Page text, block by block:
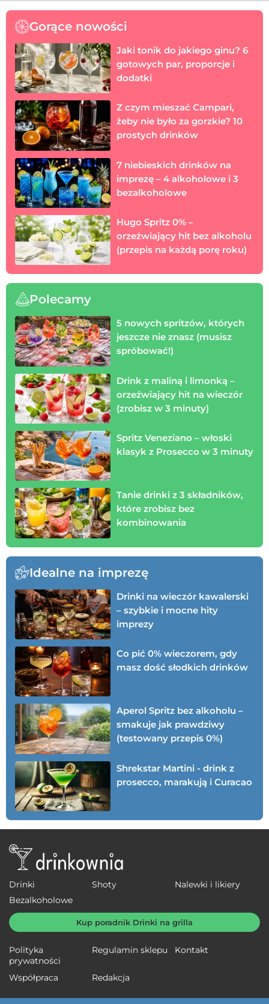
Gorące nowości
Jaki tonik do jakiego ginu? 6
gotowych par, proporcje i
dodatki
Z czym mieszać Campari,
żeby nie było za gorzkie? 10
prostych drinków
7 niebieskich drinków na
imprezę – 4 alkoholowe i 3
bezalkoholowe
Hugo Spritz 0% –
orzeźwiający hit bez alkoholu
(przepis na każdą porę roku)
Polecamy
5 nowych spritzów, których
jeszcze nie znasz (musisz
spróbować!)
Drink z maliną i limonką –
orzeźwiający hit na wieczór
(zrobisz w 3 minuty)
Spritz Veneziano – włoski
klasyk z Prosecco w 3 minuty
Tanie drinki z 3 składników,
które zrobisz bez
kombinowania
Idealne na imprezę
Drinki na wieczór kawalerski
– szybkie i mocne hity
imprezy
Co pić 0% wieczorem, gdy
masz dość słodkich drinków
Aperol Spritz bez alkoholu –
smakuje jak prawdziwy
(testowany przepis 0%)
Shrekstar Martini - drink z
prosecco, marakują i Curacao
Drinki Shoty
Nalewki i likiery
Bezalkoholowe
Kup poradnik Drinki na grilla
Polityka
prywatności
Regulamin sklepu Kontakt
Współpraca Redakcja